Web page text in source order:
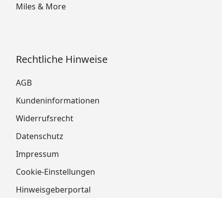
Miles & More
Rechtliche Hinweise
AGB
Kundeninformationen
Widerrufsrecht
Datenschutz
Impressum
Cookie-Einstellungen
Hinweisgeberportal